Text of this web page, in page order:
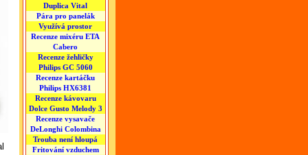
Duplica Vital
Pára pro panelák
Využívá prostor
Recenze mixéru ETA
Cabero
Recenze žehličky
Philips GC 5060
Recenze kartáčku
Philips HX6381
Recenze kávovaru
Dolce Gusto Melody 3
Recenze vysavače
DeLonghi Colombina
Trouba není hloupá
Fritování vzduchem